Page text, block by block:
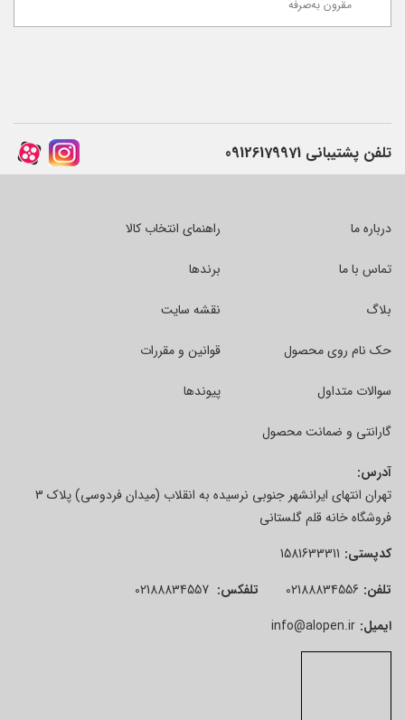
مقرون به‌صرفه
تلفن پشتیبانی 09126179971
درباره ما
تماس با ما
بلاگ
حک نام روی محصول
سوالات متداول
گارانتی و ضمانت محصول
راهنمای انتخاب کالا
برندها
نقشه سایت
قوانین و مقررات
پیوندها
آدرس:
تهران انتهای ایرانشهر جنوبی نرسیده به انقلاب (میدان فردوسی) پلاک 3
فروشگاه خانه قلم گلستانی
کدپستی: 1581633311
تلفن: 02188834556 تلفکس: 02188834557
ایمیل: info@alopen.ir